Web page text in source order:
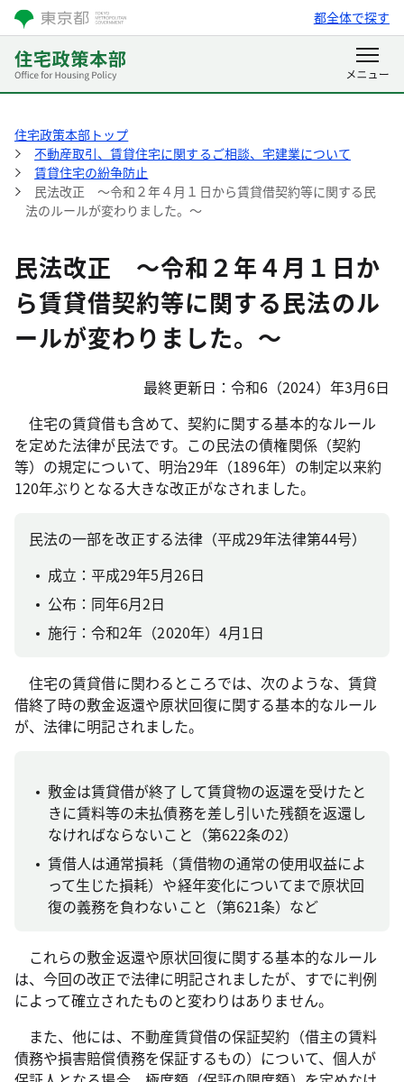
都全体で探す
住宅政策本部トップ
不動産取引、賃貸住宅に関するご相談、宅建業について
賃貸住宅の紛争防止
民法改正 ～令和２年４月１日から賃貸借契約等に関する民
法のルールが変わりました。～
民法改正 ～令和２年４月１日か
ら賃貸借契約等に関する民法のル
ールが変わりました。～
最終更新日：令和6（2024）年3月6日
住宅の賃貸借も含めて、契約に関する基本的なルール
を定めた法律が民法です。この民法の債権関係（契約
等）の規定について、明治29年（1896年）の制定以来約
120年ぶりとなる大きな改正がなされました。
民法の一部を改正する法律（平成29年法律第44号）
成立：平成29年5月26日
公布：同年6月2日
施行：令和2年（2020年）4月1日
住宅の賃貸借に関わるところでは、次のような、賃貸
借終了時の敷金返還や原状回復に関する基本的なルール
が、法律に明記されました。
敷金は賃貸借が終了して賃貸物の返還を受けたと
きに賃料等の未払債務を差し引いた残額を返還し
なければならないこと（第622条の2）
賃借人は通常損耗（賃借物の通常の使用収益によ
って生じた損耗）や経年変化についてまで原状回
復の義務を負わないこと（第621条）など
これらの敷金返還や原状回復に関する基本的なルール
は、今回の改正で法律に明記されましたが、すでに判例
によって確立されたものと変わりはありません。
また、他には、不動産賃貸借の保証契約（借主の賃料
債務や損害賠償債務を保証するもの）について、個人が